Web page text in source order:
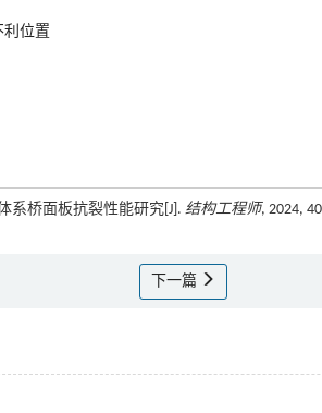
利位置
系桥面板抗裂性能研究[J]. 结构工程师, 2024,
下一篇